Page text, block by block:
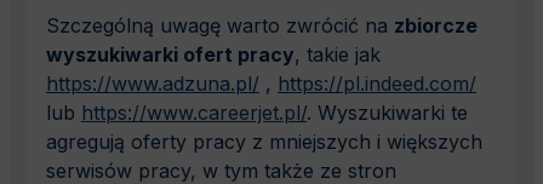
Szczególną uwagę warto zwrócić na zbiorcze
wyszukiwarki ofert pracy, takie jak
https://www.adzuna.pl/ , https://pl.indeed.com/
lub https://www.careerjet.pl/. Wyszukiwarki te
agregują oferty pracy z mniejszych i większych
serwisów pracy, w tym także ze stron